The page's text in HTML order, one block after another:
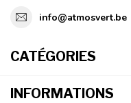
info@atmosvert.be
CATÉGORIES
INFORMATIONS